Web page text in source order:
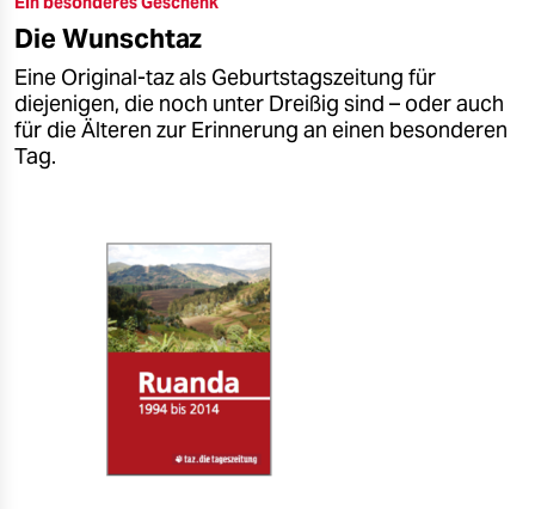
epaper login
Die Wunschtaz
Eine Original-taz als Geburtstagszeitung für
diejenigen, die noch unter Dreißig sind – oder auch
für die Älteren zur Erinnerung an einen besonderen
Tag.